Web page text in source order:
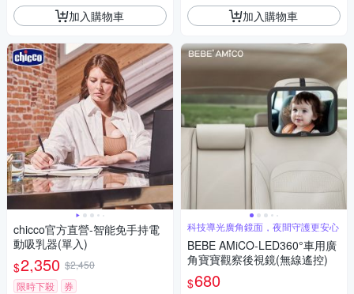
加入購物車
chicco官方直營-智能免手持電
動吸乳器(單入)
$2,350 $2,450
限時下殺
券
加入購物車
科技導光廣角鏡面，夜間守護更安心
BEBE AMiCO-LED360°車用廣
角寶寶觀察後視鏡(無線遙控)
$680